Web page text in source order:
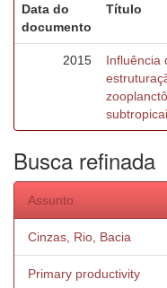
Data do
documento
Título
2015
Influência
Busca refinada
Assunto
Cinzas, Rio, Bacia
Primary productivity